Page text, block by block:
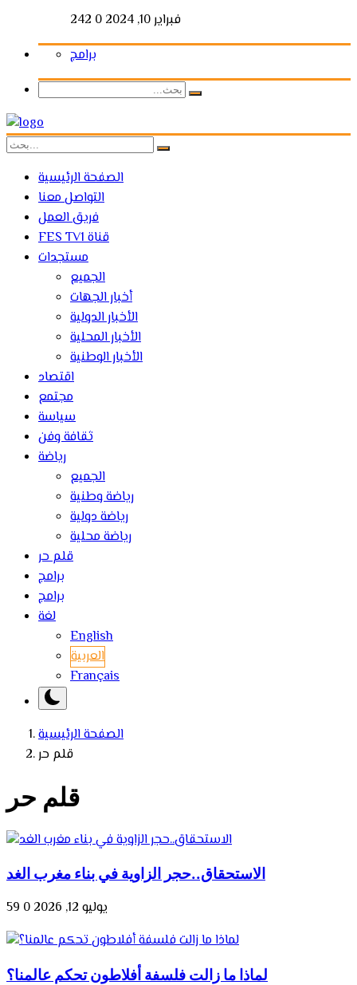
فبراير 10, 2024 0
242
برامج
الصفحة الرئيسية
التواصل معنا
فريق العمل
FES TV1 قناة
مستجدات
الجميع
أخبار الجهات
الأخبار الدولية
الأخبار المحلية
الأخبار الوطنية
اقتصاد
مجتمع
سياسة
ثقافة وفن
رياضة
الجميع
رياضة وطنية
رياضة دولية
رياضة محلية
قلم حر
برامج
برامج
لغة
English
العربية
Français
الصفحة الرئيسية
قلم حر
قلم حر
الاستحقاق..حجر الزاوية في بناء مغرب الغد
يوليو 12, 2026 0
59
لماذا ما زالت فلسفة أفلاطون تحكم عالمنا؟